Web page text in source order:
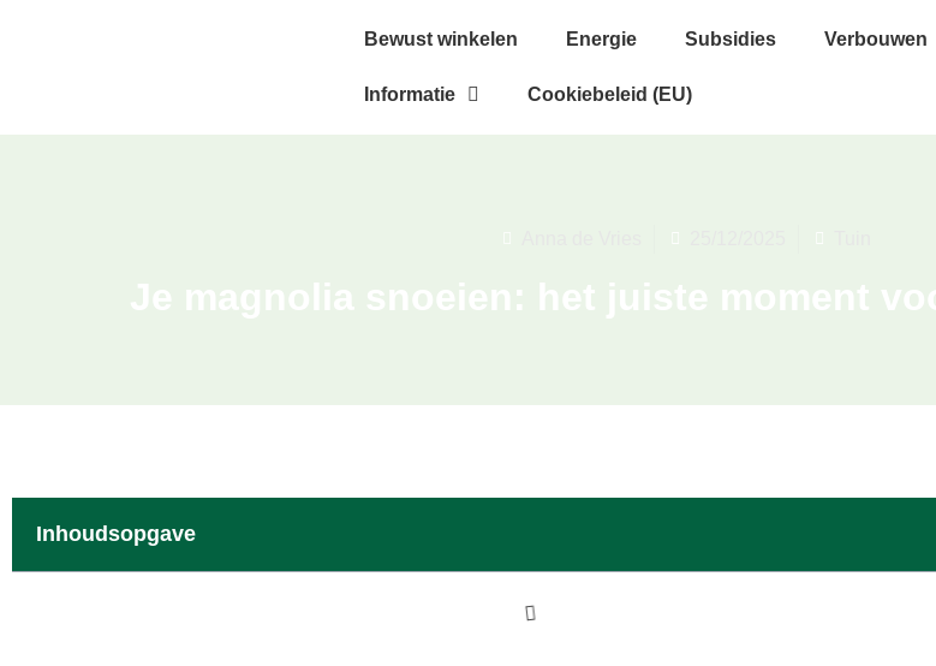
Bewust winkelen Energie Subsidies Verbouwen
Informatie Cookiebeleid (EU)
Inhoudsopgave